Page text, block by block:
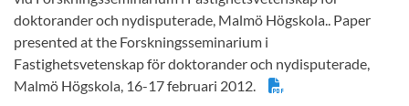
doktorander och nydisputerade, Malmö Högskola.. Paper
presented at the Forskningsseminarium i
Fastighetsvetenskap för doktorander och nydisputerade,
Malmö Högskola, 16-17 februari 2012.